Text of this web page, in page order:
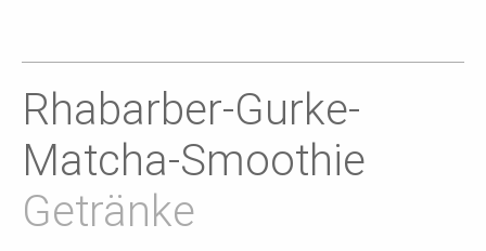
Rhabarber-Gurke-
Matcha-Smoothie
Getränke